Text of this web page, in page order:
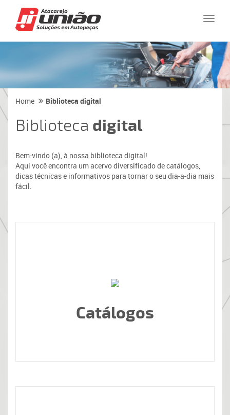
Home Biblioteca digital
Biblioteca digital
Bem-vindo (a), à nossa biblioteca digital!
Aqui você encontra um acervo diversificado de catálogos,
dicas técnicas e informativos para tornar o seu dia-a-dia mais
fácil.
Catálogos